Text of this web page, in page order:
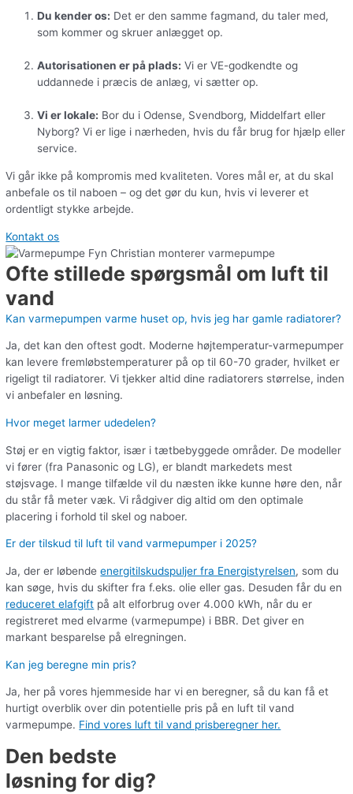
Du kender os: Det er den samme fagmand, du taler med,
som kommer og skruer anlægget op.
Autorisationen er på plads: Vi er VE-godkendte og
uddannede i præcis de anlæg, vi sætter op.
Vi er lokale: Bor du i Odense, Svendborg, Middelfart eller
Nyborg? Vi er lige i nærheden, hvis du får brug for hjælp eller
service.
Vi går ikke på kompromis med kvaliteten. Vores mål er, at du skal
anbefale os til naboen – og det gør du kun, hvis vi leverer et
ordentligt stykke arbejde.
Kontakt os
Ofte stillede spørgsmål om luft til
vand
Kan varmepumpen varme huset op, hvis jeg har gamle radiatorer?
Ja, det kan den oftest godt. Moderne højtemperatur-varmepumper
kan levere fremløbstemperaturer på op til 60-70 grader, hvilket er
rigeligt til radiatorer. Vi tjekker altid dine radiatorers størrelse, inden
vi anbefaler en løsning.
Hvor meget larmer udedelen?
Støj er en vigtig faktor, især i tætbebyggede områder. De modeller
vi fører (fra Panasonic og LG), er blandt markedets mest
støjsvage. I mange tilfælde vil du næsten ikke kunne høre den, når
du står få meter væk. Vi rådgiver dig altid om den optimale
placering i forhold til skel og naboer.
Er der tilskud til luft til vand varmepumper i 2025?
Ja, der er løbendeenergitilskudspuljer fra Energistyrelsen, som du
kan søge, hvis du skifter fra f.eks. olie eller gas. Desuden får du en
reduceret elafgift på alt elforbrug over 4.000 kWh, når du er
registreret med elvarme (varmepumpe) i BBR. Det giver en
markant besparelse på elregningen.
Kan jeg beregne min pris?
Ja, her på vores hjemmeside har vi en beregner, så du kan få et
hurtigt overblik over din potentielle pris på en luft til vand
varmepumpe. Find vores luft til vand prisberegner her.
Den bedste
løsning for dig?